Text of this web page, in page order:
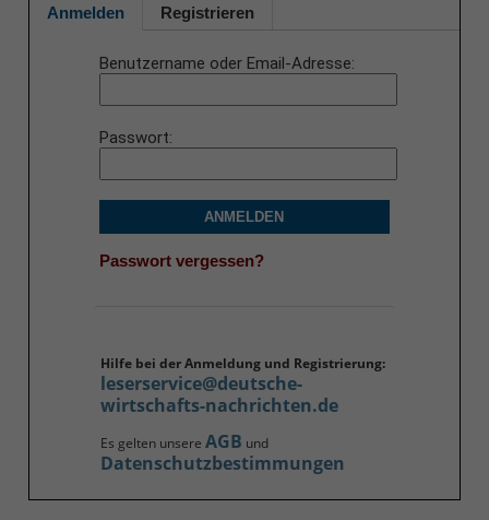
Anmelden Registrieren
Benutzername oder Email-Adresse
Passwort
ANMELDEN
Passwort vergessen?
Hilfe bei der Anmeldung und Registrierung:
leserservice@deutsche-
wirtschafts-nachrichten.de
Es gelten unsere AGB und
Datenschutzbestimmungen